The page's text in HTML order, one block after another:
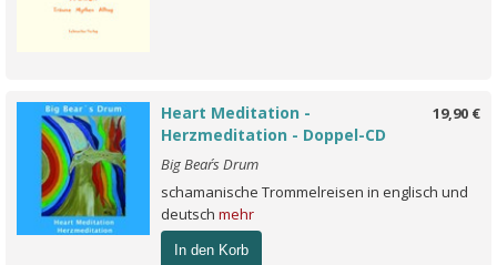
19,90 €
Heart Meditation -
Herzmeditation - Doppel-CD
Big Bear´s Drum
schamanische Trommelreisen in englisch und
deutsch mehr
In den Korb